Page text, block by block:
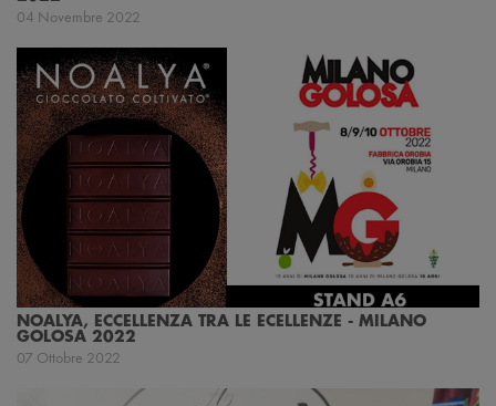
04 Novembre 2022
NOALYA, ECCELLENZA TRA LE ECELLENZE - MILANO
GOLOSA 2022
07 Ottobre 2022